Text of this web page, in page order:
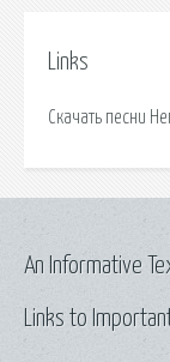
Links
Скачать песни
Links to
An Informative